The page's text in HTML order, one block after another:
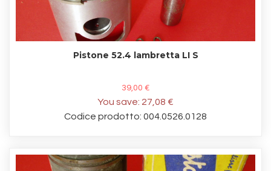
Pistone 52.4 lambretta LI S
39,00 €
You save: 27,08 €
Codice prodotto: 004.0526.0128